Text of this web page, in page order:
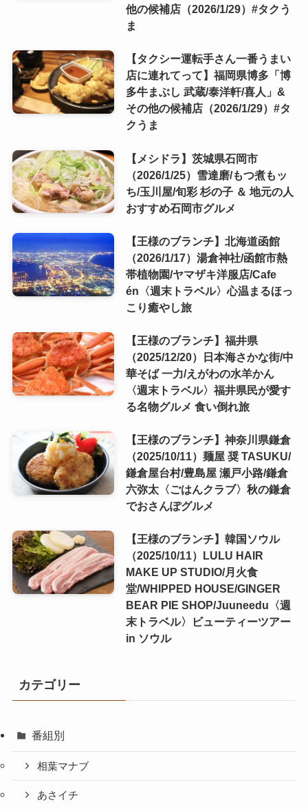
他の候補店（2026/1/29）#タクう
ま
【タクシー運転手さん一番うまい
店に連れてって】福岡県博多「博
多牛まぶし 武蔵/泰洋軒/喜人」&
その他の候補店（2026/1/29）#タ
クうま
【メシドラ】茨城県石岡市
（2026/1/25）雪達磨/もつ煮もッ
ち/玉川屋/旬彩 杉の子 ＆ 地元の人
おすすめ石岡市グルメ
【王様のブランチ】北海道函館
（2026/1/17）湯倉神社/函館市熱
帯植物園/ヤマザキ洋服店/Cafe
én〈週末トラベル〉心温まるほっ
こり癒やし旅
【王様のブランチ】福井県
（2025/12/20）日本海さかな街/中
華そば 一力/えがわの水羊かん
〈週末トラベル〉福井県民が愛す
る名物グルメ 食い倒れ旅
【王様のブランチ】神奈川県鎌倉
（2025/10/11）麺屋 奨 TASUKU/
鎌倉屋台村/豊島屋 瀬戸小路/鎌倉
六弥太〈ごはんクラブ〉秋の鎌倉
でおさんぽグルメ
【王様のブランチ】韓国ソウル
（2025/10/11）LULU HAIR
MAKE UP STUDIO/月火食
堂/WHIPPED HOUSE/GINGER
BEAR PIE SHOP/Juuneedu〈週
末トラベル〉ビューティーツアー
in ソウル
カテゴリー
番組別
相葉マナブ
あさイチ